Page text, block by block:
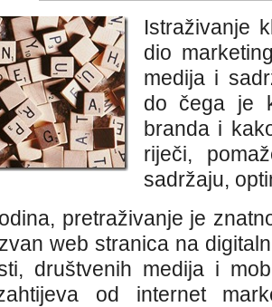
Istraživanje
dio
medija i
do čega je
branda i
riječi,
sadržaju,
pretraživanje je
web stranica na
društvenih medija i
od internet